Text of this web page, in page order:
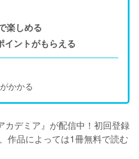
楽しめる
イントがもらえる
かかる
カデミア』が配信中！初回登録
作品によっては1冊無料で読む